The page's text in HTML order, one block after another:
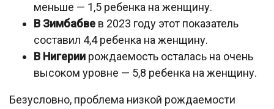
меньше — 1,5 ребенка на женщину.
В Зимбабве в 2023 году этот показатель
составил 4,4 ребенка на женщину.
В Нигерии рождаемость осталась на очень
высоком уровне — 5,8 ребенка на женщину.
Безусловно, проблема низкой рождаемости